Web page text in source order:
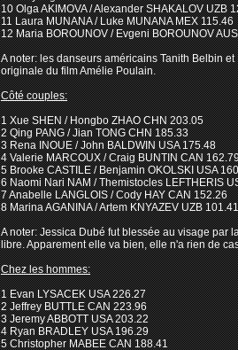
10 Olga AKIMOVA / Alexander SHAKALOV UZB
11 Laura MUNANA / Luke MUNANA MEX 115.46
12 Maria BOROUNOV / Evgeni BOROUNOV
A noter: les danseurs américains Tanith Belbin
originale du film Amélie Poulain.
Côté couples:
1 Xue SHEN / Hongbo ZHAO CHN 203.05
2 Qing PANG / Jian TONG CHN 185.33
3 Rena INOUE / John BALDWIN USA 175.48
4 Valerie MARCOUX / Craig BUNTIN CAN
5 Brooke CASTILE / Benjamin OKOLSKI USA
6 Naomi Nari NAM / Themistocles LEFTHERIS
7 Anabelle LANGLOIS / Cody HAY CAN 152.26
8 Marina AGANINA / Artem KNYAZEV UZB 101.41
A noter: Jessica Dubé fut blessée au visage par
libre. Apparement elle va bien, elle n'a rien de
Chez les hommes:
1 Evan LYSACEK USA 226.27
2 Jeffrey BUTTLE CAN 223.96
3 Jeremy ABBOTT USA 203.22
4 Ryan BRADLEY USA 196.29
5 Christopher MABEE CAN 188.41